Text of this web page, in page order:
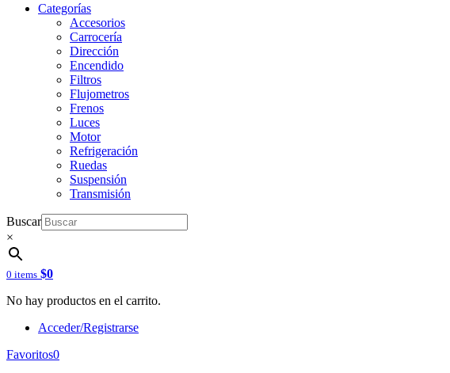
Categorías
Accesorios
Carrocería
Dirección
Encendido
Filtros
Flujometros
Frenos
Luces
Motor
Refrigeración
Ruedas
Suspensión
Transmisión
Buscar
×
0 items $0
No hay productos en el carrito.
Acceder/Registrarse
Favoritos0